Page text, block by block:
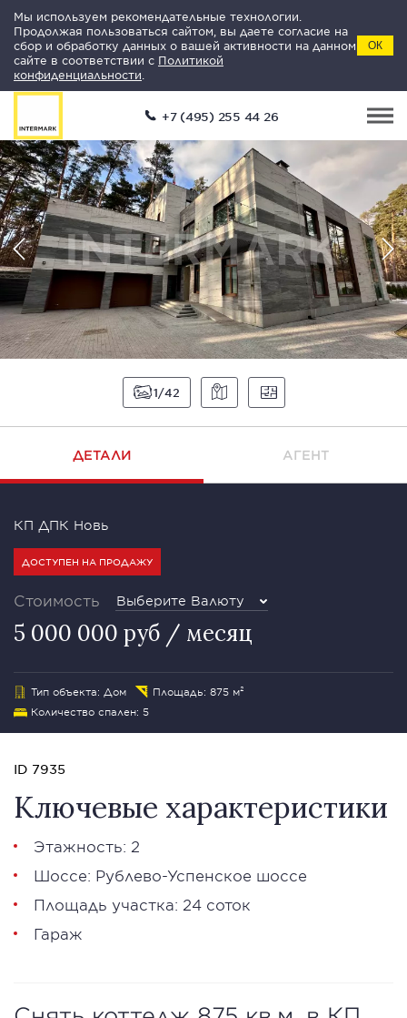
Мы используем рекомендательные технологии.
Продолжая пользоваться сайтом, вы даете согласие на
сбор и обработку данных о вашей активности на данном
сайте в соответствии с Политикой
конфиденциальности
ОК
+7 (495) 255 44 26
1 42
ДЕТАЛИ АГЕНТ
КП ДПК Новь
ДОСТУПЕН НА ПРОДАЖУ
Стоимость Выберите Валюту
5 000 000 руб / месяц
Тип объекта: Дом
Площадь: 875 м²
Количество спален: 5
ID 7935
Ключевые характеристики
Этажность: 2
Шоссе: Рублево-Успенское шоссе
Площадь участка: 24 соток
Гараж